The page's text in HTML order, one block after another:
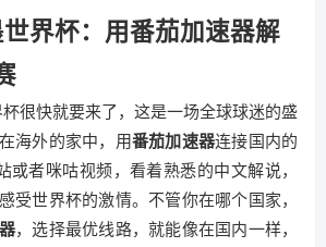
界杯：用番茄加速器解
很快就要来了，这是一场全球球迷的盛
海外的家中，用番茄加速器连接国内的
或者咪咕视频，看着熟悉的中文解说，
受世界杯的激情。不管你在哪个国家，
，选择最优线路，就能像在国内一样，